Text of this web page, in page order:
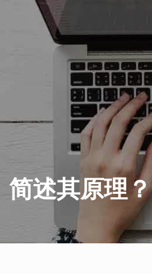
简述其原理？